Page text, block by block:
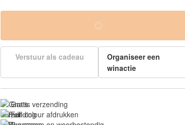
Verstuur als cadeau
Organiseer een
winactie
Gratis verzending
Full colour afdrukken